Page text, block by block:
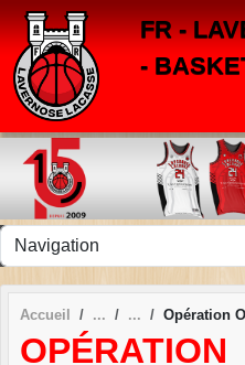
FR -
-
Accueil Opération
OPÉRATION
Panneau de gestion des